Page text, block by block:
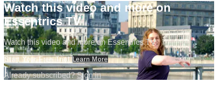
Watch this video and more on
Essentrics TV
Watch this video and more on Essentrics TV
Start Your Free Trial Learn More
Already subscribed?Sign in